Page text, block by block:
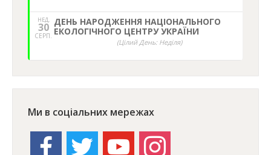
НЕД,
30
СЕРП.
ДЕНЬ НАРОДЖЕННЯ НАЦІОНАЛЬНОГО
ЕКОЛОГІЧНОГО ЦЕНТРУ УКРАЇНИ
(Цілий День: Неділя)
Ми в соціальних мережах
facebook twitter youtube instagram